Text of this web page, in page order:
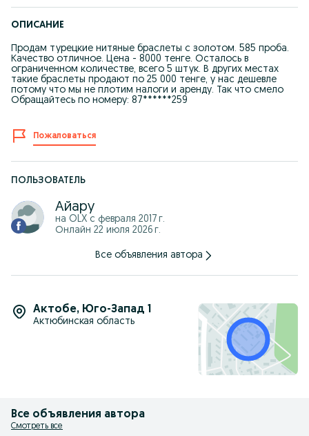
ОПИСАНИЕ
Продам турецкие нитяные браслеты с золотом. 585 проба.
Качество отличное. Цена - 8000 тенге. Осталось в
ограниченном количестве, всего 5 штук. В других местах
такие браслеты продают по 25 000 тенге, у нас дешевле
потому что мы не плотим налоги и аренду. Так что смело
Обращайтесь по номеру: 87******259
Пожаловаться
ПОЛЬЗОВАТЕЛЬ
Айару
на OLX с февраля 2017 г.
Онлайн 22 июля 2026 г.
Все объявления автора
Актобе, Юго-Запад 1
Актюбинская область
Все объявления автора
Смотреть все